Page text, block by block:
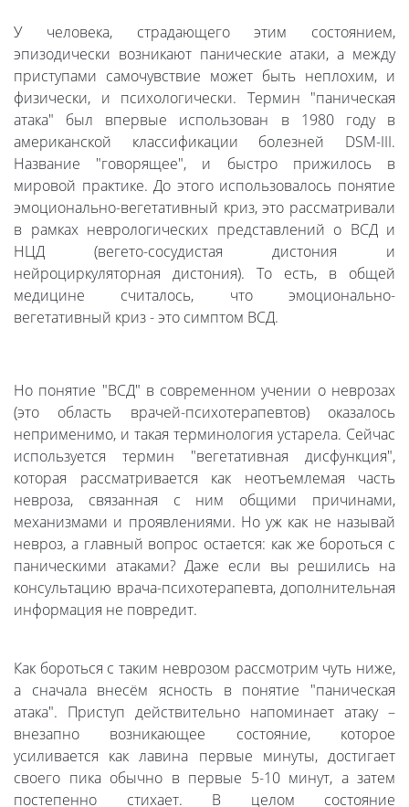
У человека, страдающего этим состоянием,
эпизодически возникают панические атаки, а между
приступами самочувствие может быть неплохим, и
физически, и психологически. Термин "паническая
атака" был впервые использован в 1980 году в
американской классификации болезней DSM-III.
Название "говорящее", и быстро прижилось в
мировой практике. До этого использовалось понятие
эмоционально-вегетативный криз, это рассматривали
в рамках неврологических представлений о ВСД и
НЦД (вегето-сосудистая дистония и
нейроциркуляторная дистония). То есть, в общей
медицине считалось, что эмоционально-
вегетативный криз - это симптом ВСД.
Но понятие "ВСД" в современном учении о неврозах
(это область врачей-психотерапевтов) оказалось
неприменимо, и такая терминология устарела. Сейчас
используется термин "вегетативная дисфункция",
которая рассматривается как неотъемлемая часть
невроза, связанная с ним общими причинами,
механизмами и проявлениями. Но уж как не называй
невроз, а главный вопрос остается: как же бороться с
паническими атаками? Даже если вы решились на
консультацию врача-психотерапевта, дополнительная
информация не повредит.
Как бороться с таким неврозом рассмотрим чуть ниже,
а сначала внесём ясность в понятие "паническая
атака". Приступ действительно напоминает атаку –
внезапно возникающее состояние, которое
усиливается как лавина первые минуты, достигает
своего пика обычно в первые 5-10 минут, а затем
постепенно стихает. В целом состояние